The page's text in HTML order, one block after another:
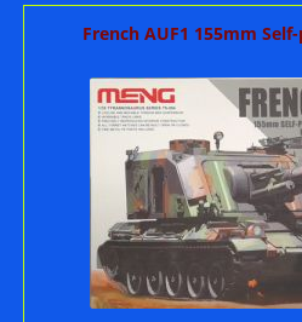
French AUF1 155mm